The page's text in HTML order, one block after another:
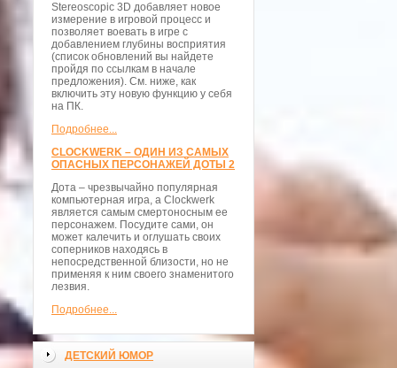
Stereoscopic 3D добавляет новое
измерение в игровой процесс и
позволяет воевать в игре с
добавлением глубины восприятия
(список обновлений вы найдете
пройдя по ссылкам в начале
предложения). См. ниже, как
включить эту новую функцию у себя
на ПК.
Подробнее...
CLOCKWERK – ОДИН ИЗ САМЫХ
ОПАСНЫХ ПЕРСОНАЖЕЙ ДОТЫ 2
Дота – чрезвычайно популярная
компьютерная игра, а Clockwerk
является самым смертоносным ее
персонажем. Посудите сами, он
может калечить и оглушать своих
соперников находясь в
непосредственной близости, но не
применяя к ним своего знаменитого
лезвия.
Подробнее...
ДЕТСКИЙ ЮМОР